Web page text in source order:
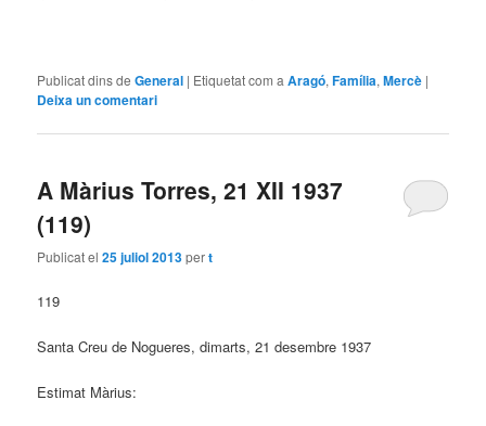
Publicat dins de General | Etiquetat com aAragó,Família,Mercè |
Deixa un comentari
A Màrius Torres, 21 XII 1937
(119)
Publicat el25 juliol 2013pert
119
Santa Creu de Nogueres, dimarts, 21 desembre 1937
Estimat Màrius: